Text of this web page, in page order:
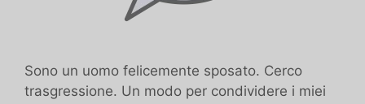
Sono un uomo felicemente sposato. Cerco
trasgressione. Un modo per condividere i miei